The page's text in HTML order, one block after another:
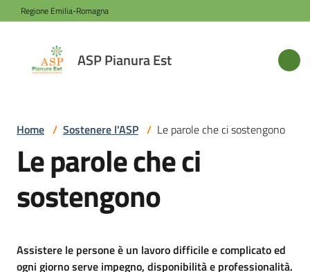
Vai al contenuto
Vai alla navigazione
Vai al footer
Regione Emilia-Romagna
ASP Pianura Est
ASP
Pianura
Azienda
Novità
Servizi
Home / Sostenere l'ASP / Le parole che ci sostengono
Le parole che ci
sostengono
Assistere le persone è un lavoro difficile e complicato ed
ogni giorno serve impegno, disponibilità e professionalità.